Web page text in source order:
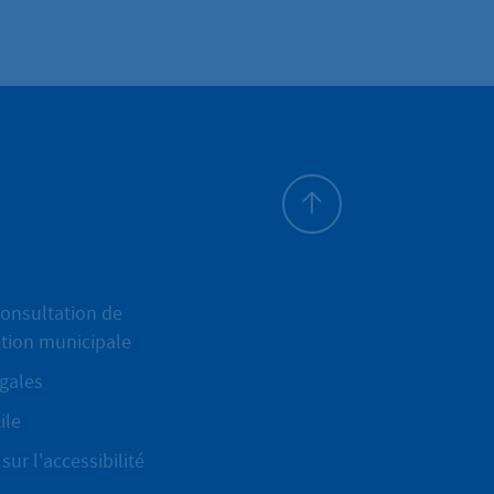
de
municipale
l'accessibilité